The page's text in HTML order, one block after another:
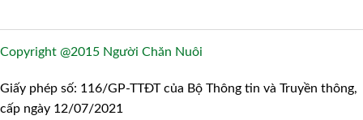
Copyright @2015 Người Chăn Nuôi
Giấy phép số: 116/GP-TTĐT của Bộ Thông tin và Truyền thông,
cấp ngày 12/07/2021